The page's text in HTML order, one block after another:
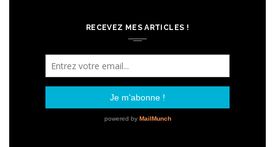
RECEVEZ MES ARTICLES !